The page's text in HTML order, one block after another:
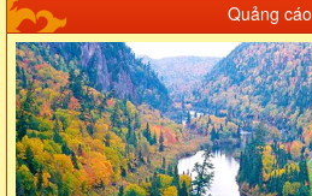
Quảng cáo